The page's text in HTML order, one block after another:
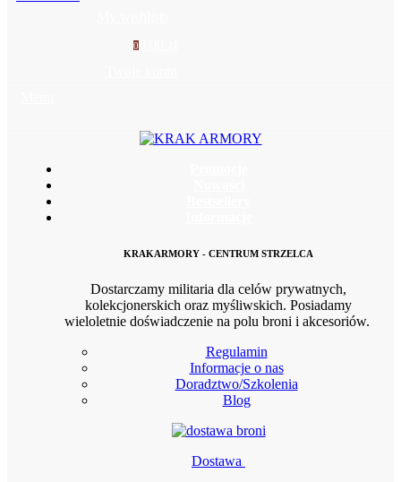
00,00 zł
KRAKARMORY - CENTRUM STRZELCA
Dostarczamy militaria dla celów prywatnych,
kolekcjonerskich oraz myśliwskich. Posiadamy
wieloletnie doświadczenie na polu broni i akcesoriów.
Regulamin
Informacje o nas
Doradztwo/Szkolenia
Blog
Dostawa